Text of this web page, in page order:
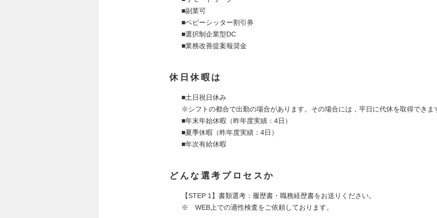
■副業可
■ベビーシッター割引券
■選択制企業型DC
■業務改善提案報奨金
休日休暇は
■土日祝日休み
※シフトの都合で出勤の場合があります。その場合には，平日に代休を取得できま
■年末年始休暇（昨年度実績：4日）
■夏季休暇（昨年度実績：4日）
■年次有給休暇
どんな選考プロセスか
【STEP 1】書類選考：履歴書・職務経歴書をお送りください。
※ WEB上での適性検査をご依頼しております。